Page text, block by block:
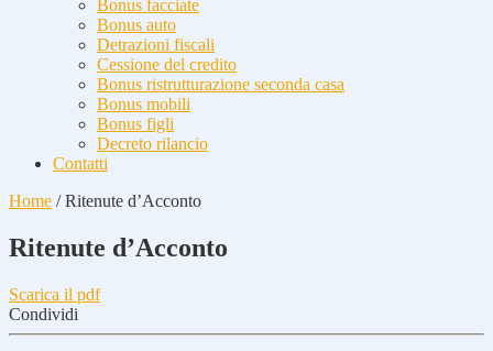
Bonus facciate
Bonus auto
Detrazioni fiscali
Cessione del credito
Bonus ristrutturazione seconda casa
Bonus mobili
Bonus figli
Decreto rilancio
Contatti
Home /Ritenute d’Acconto
Ritenute d’Acconto
Scarica il pdf
Condividi